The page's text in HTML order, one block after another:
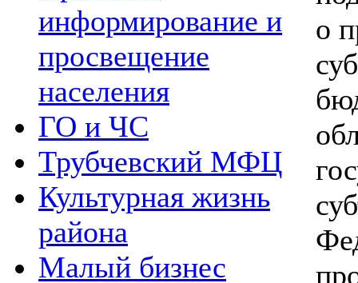
информирование и
просвещение
населения
ГО и ЧС
Трубчевский МФЦ
Культурная жизнь
района
Малый бизнес
о